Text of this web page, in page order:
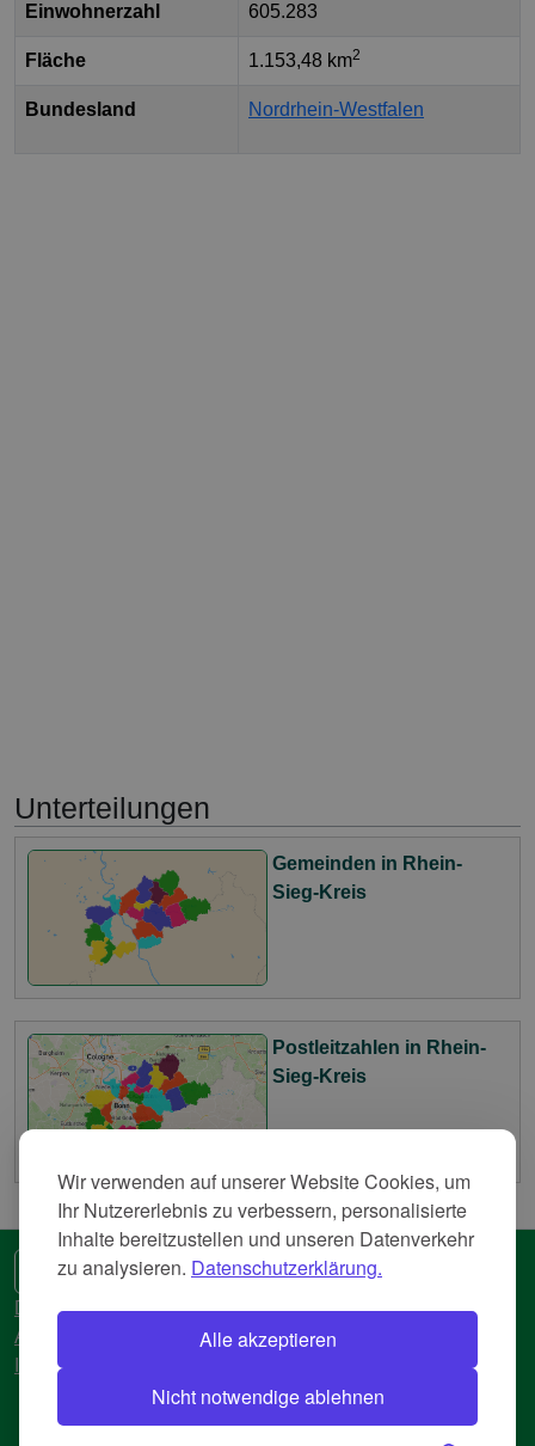
Wir verwenden auf unserer Website Cookies, um
Ihr Nutzererlebnis zu verbessern, personalisierte
Inhalte bereitzustellen und unseren Datenverkehr
zu analysieren. Datenschutzerklärung.
Alle akzeptieren
Nicht notwendige ablehnen
Einwohnerzahl 605.283
Fläche 1.153,48 km2
Bundesland Nordrhein-Westfalen
Unterteilungen
Gemeinden in Rhein-
Sieg-Kreis
Postleitzahlen in Rhein-
Sieg-Kreis
🌍 Eine andere Sprache
Datenschutzerkläreung
AGB
Impressum
© 2018-2026 AtlasBig.com